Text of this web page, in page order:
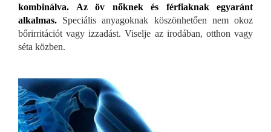
kombinálva. Az öv nőknek és férfiaknak egyaránt
alkalmas. Speciális anyagoknak köszönhetően nem okoz
bőrirritációt vagy izzadást. Viselje az irodában, otthon vagy
séta közben.